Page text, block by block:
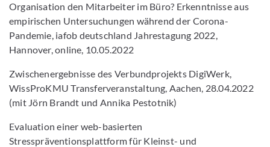
Organisation den Mitarbeiter im Büro? Erkenntnisse aus
empirischen Untersuchungen während der Corona-
Pandemie, iafob deutschland Jahrestagung 2022,
Hannover, online, 10.05.2022
Zwischenergebnisse des Verbundprojekts DigiWerk,
WissProKMU Transferveranstaltung, Aachen, 28.04.2022
(mit Jörn Brandt und Annika Pestotnik)
Evaluation einer web-basierten
Stresspräventionsplattform für Kleinst- und